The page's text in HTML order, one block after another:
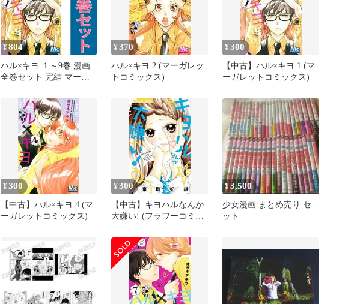
¥804
ハル×キヨ １～9巻 漫画
全巻セット 完結 マーガ
アキラ 集英社（少女コミ
ック）
¥370
ハル×キヨ 2 (マーガレッ
トコミックス)
¥300
【中古】ハル×キヨ 1 (マ
ーガレットコミックス)
¥300
【中古】ハル×キヨ 4 (マ
ーガレットコミックス)
¥300
【中古】キヨハルなんか
大嫌い! (フラワーコミッ
¥3,500
少女漫画 まとめ売り セ
ット